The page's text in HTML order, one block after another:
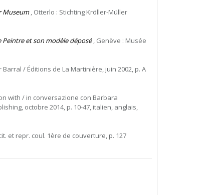
Museum, Otterlo : Stichting Kröller-Müller
Peintre et son modèle déposé, Genève : Musée
/ Éditions de La Martinière, juin 2002, p. A
with / in conversazione con Barbara
octobre 2014, p. 10-47, italien, anglais,
et repr. coul. 1ère de couverture, p. 127